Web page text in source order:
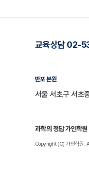
교육상담 02-
반포 본원
서울 서초구 서초
과학의 정답 가인학원
Copyright (C) 가인학원.